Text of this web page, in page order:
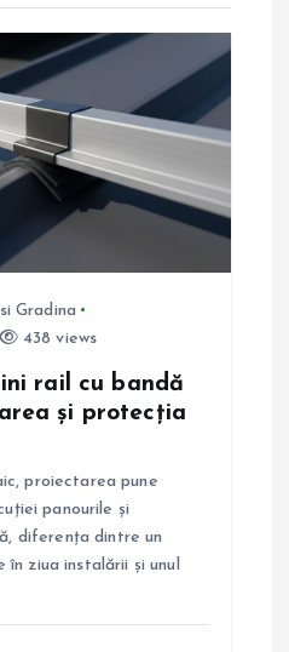
Gradina
438 views
rail cu bandă
și protecția
proiectarea pune
panourile și
diferența dintre un
ziua instalării și unul